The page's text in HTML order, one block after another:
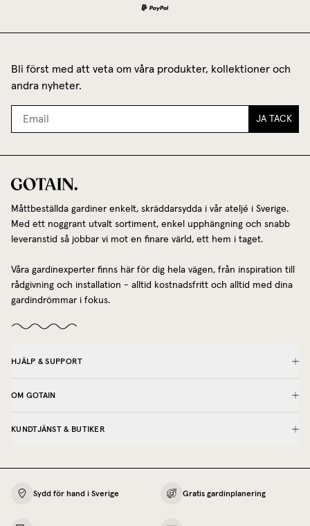
Bli först med att veta om våra produkter, kollektioner och
andra nyheter.
JA TACK
Måttbeställda gardiner enkelt, skräddarsydda i vår ateljé i Sverige.
Med ett noggrant utvalt sortiment, enkel upphängning och snabb
leveranstid så jobbar vi mot en finare värld, ett hem i taget.
Våra gardinexperter finns här för dig hela vägen, från inspiration till
rådgivning och installation - alltid kostnadsfritt och alltid med dina
gardindrömmar i fokus.
HJÄLP & SUPPORT
OM GOTAIN
KUNDTJÄNST & BUTIKER
Sydd för hand i Sverige Gratis gardinplanering